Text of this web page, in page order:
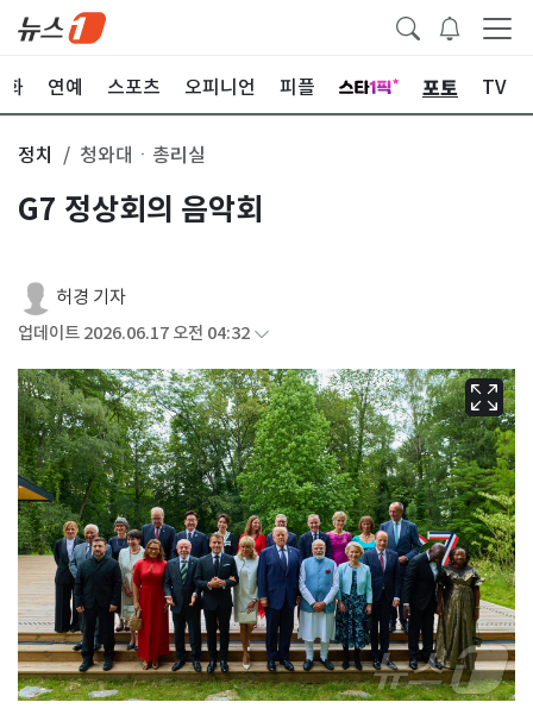
화 연예 스포츠 오피니언 피플 포토 TV
정치 청와대ㆍ총리실
G7 정상회의 음악회
허경 기자
업데이트 2026.06.17 오전 04:32